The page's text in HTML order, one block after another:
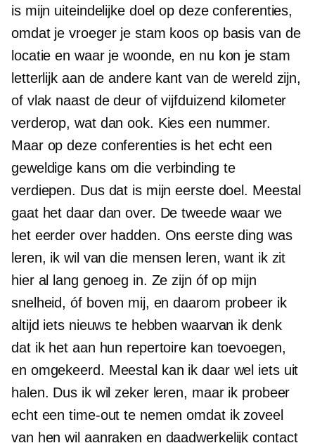
is mijn uiteindelijke doel op deze conferenties,
omdat je vroeger je stam koos op basis van de
locatie en waar je woonde, en nu kon je stam
letterlijk aan de andere kant van de wereld zijn,
of vlak naast de deur of vijfduizend kilometer
verderop, wat dan ook. Kies een nummer.
Maar op deze conferenties is het echt een
geweldige kans om die verbinding te
verdiepen. Dus dat is mijn eerste doel. Meestal
gaat het daar dan over. De tweede waar we
het eerder over hadden. Ons eerste ding was
leren, ik wil van die mensen leren, want ik zit
hier al lang genoeg in. Ze zijn óf op mijn
snelheid, óf boven mij, en daarom probeer ik
altijd iets nieuws te hebben waarvan ik denk
dat ik het aan hun repertoire kan toevoegen,
en omgekeerd. Meestal kan ik daar wel iets uit
halen. Dus ik wil zeker leren, maar ik probeer
echt een time-out te nemen omdat ik zoveel
van hen wil aanraken en daadwerkelijk contact